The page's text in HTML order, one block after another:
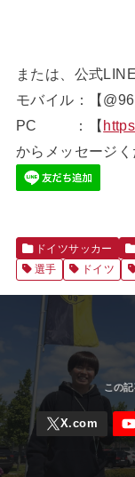
または、公式
モバイル：【
PC ：【
からメッセージく
ドイツサッカー
選手
ドイツ